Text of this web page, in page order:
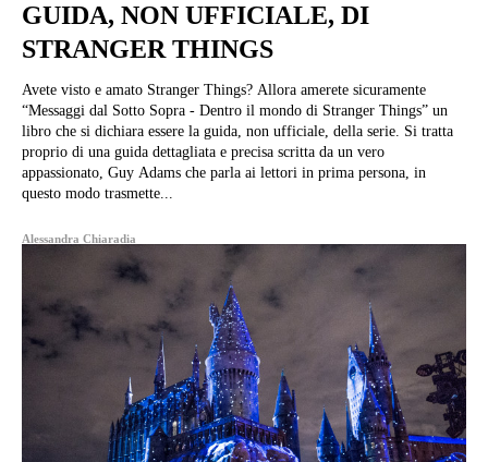
GUIDA, NON UFFICIALE, DI
STRANGER THINGS
Avete visto e amato Stranger Things? Allora amerete sicuramente
“Messaggi dal Sotto Sopra - Dentro il mondo di Stranger Things” un
libro che si dichiara essere la guida, non ufficiale, della serie. Si tratta
proprio di una guida dettagliata e precisa scritta da un vero
appassionato, Guy Adams che parla ai lettori in prima persona, in
questo modo trasmette...
Alessandra Chiaradia